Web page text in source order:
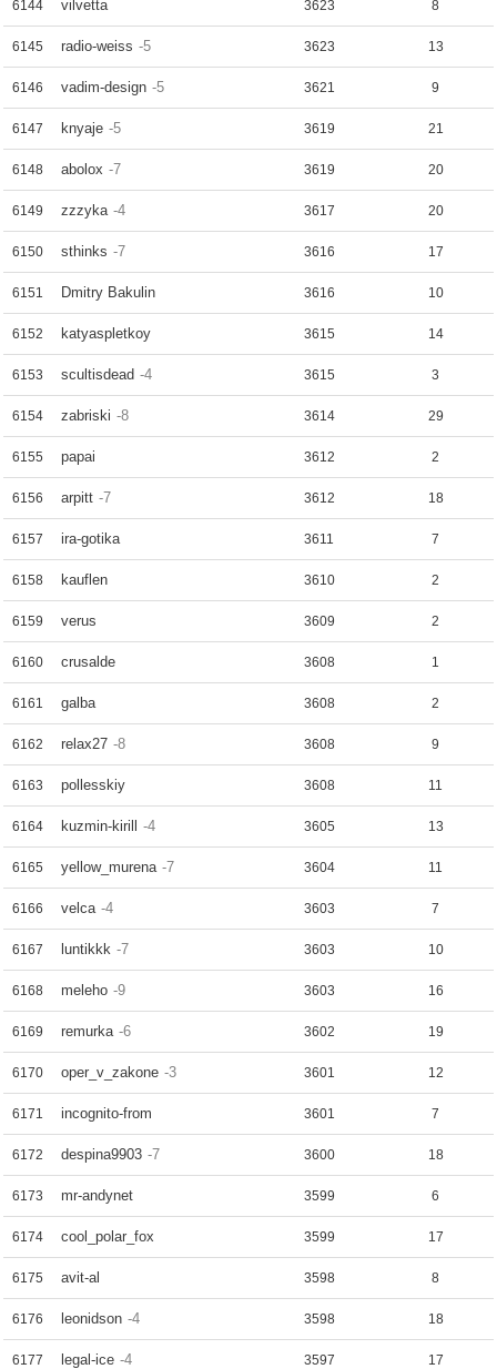
6144 vilvetta 3623 8
6145 radio-weiss -5 3623 13
6146 vadim-design -5 3621 9
6147 knyaje -5 3619 21
6148 abolox -7 3619 20
6149 zzzyka -4 3617 20
6150 sthinks -7 3616 17
6151 Dmitry Bakulin 3616 10
6152 katyaspletkoy 3615 14
6153 scultisdead -4 3615 3
6154 zabriski -8 3614 29
6155 papai 3612 2
6156 arpitt -7 3612 18
6157 ira-gotika 3611 7
6158 kauflen 3610 2
6159 verus 3609 2
6160 crusalde 3608 1
6161 galba 3608 2
6162 relax27 -8 3608 9
6163 pollesskiy 3608 11
6164 kuzmin-kirill -4 3605 13
6165 yellow_murena -7 3604 11
6166 velca -4 3603 7
6167 luntikkk -7 3603 10
6168 meleho -9 3603 16
6169 remurka -6 3602 19
6170 oper_v_zakone -3 3601 12
6171 incognito-from 3601 7
6172 despina9903 -7 3600 18
6173 mr-andynet 3599 6
6174 cool_polar_fox 3599 17
6175 avit-al 3598 8
6176 leonidson -4 3598 18
6177 legal-ice -4 3597 17